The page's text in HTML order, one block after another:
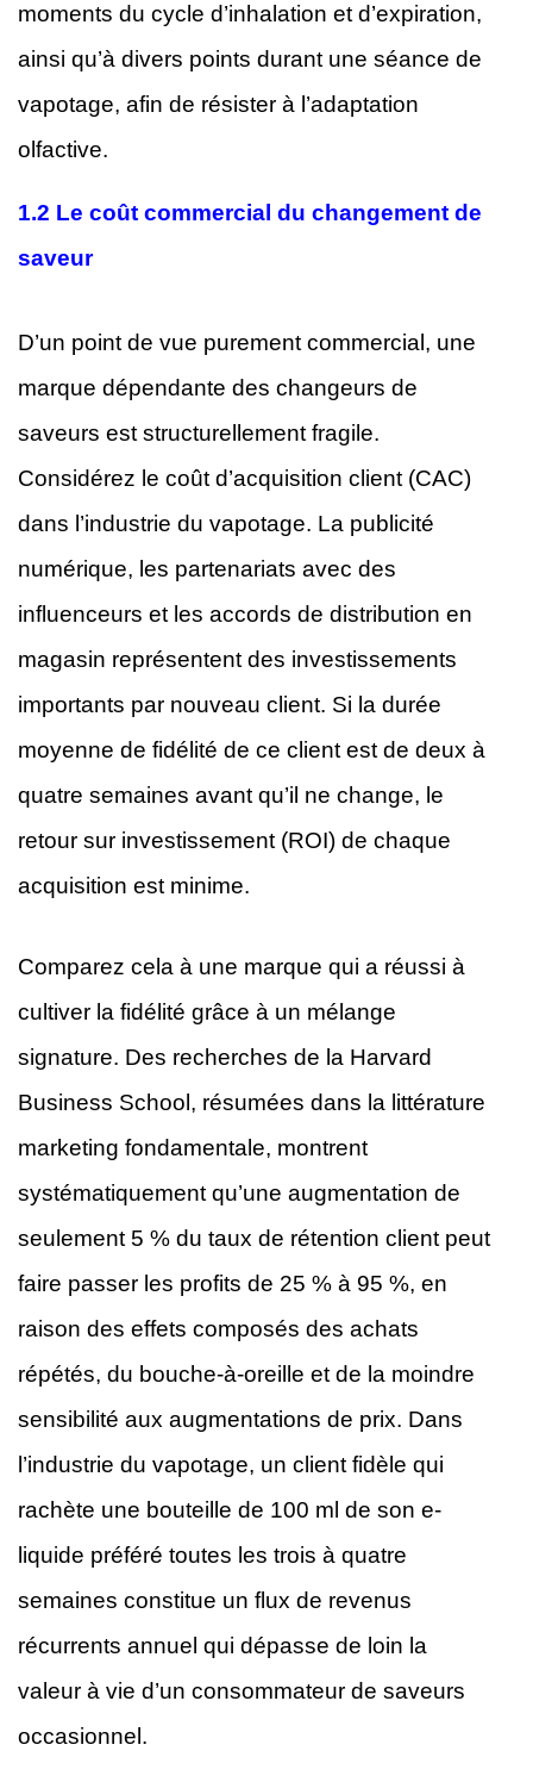
moments du cycle d’inhalation et d’expiration,
ainsi qu’à divers points durant une séance de
vapotage, afin de résister à l’adaptation
olfactive.
1.2 Le coût commercial du changement de
saveur
D’un point de vue purement commercial, une
marque dépendante des changeurs de
saveurs est structurellement fragile.
Considérez le coût d’acquisition client (CAC)
dans l’industrie du vapotage. La publicité
numérique, les partenariats avec des
influenceurs et les accords de distribution en
magasin représentent des investissements
importants par nouveau client. Si la durée
moyenne de fidélité de ce client est de deux à
quatre semaines avant qu’il ne change, le
retour sur investissement (ROI) de chaque
acquisition est minime.
Comparez cela à une marque qui a réussi à
cultiver la fidélité grâce à un mélange
signature. Des recherches de la Harvard
Business School, résumées dans la littérature
marketing fondamentale, montrent
systématiquement qu’une augmentation de
seulement 5 % du taux de rétention client peut
faire passer les profits de 25 % à 95 %, en
raison des effets composés des achats
répétés, du bouche-à-oreille et de la moindre
sensibilité aux augmentations de prix. Dans
l’industrie du vapotage, un client fidèle qui
rachète une bouteille de 100 ml de son e-
liquide préféré toutes les trois à quatre
semaines constitue un flux de revenus
récurrents annuel qui dépasse de loin la
valeur à vie d’un consommateur de saveurs
occasionnel.